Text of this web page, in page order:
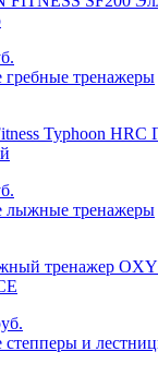
гребные тренажеры
Typhoon HRC
лыжные тренажеры
тренажер
степперы и